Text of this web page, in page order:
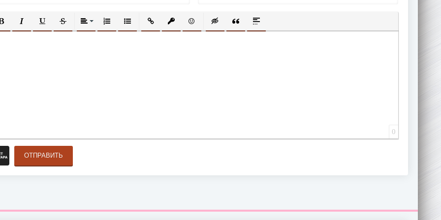
КУРСИВПОДЧЕРКНУТЫЙ
ЗАЧЕРКНУТЫЙВЫРАВНИВАНИЕ
НУМЕРОВАННЫЙ СПИСОК
МАРКИРОВАННЫЙ СПИСОК
ВСТАВИТЬ ССЫЛКУ
ВСТАВИТЬ ЗАЩИЩЕННУЮ ССЫЛКУ
ВСТАВИТЬ СМАЙЛИК
ВСТАВКА СКРЫТОГО ТЕКСТА
ВСТАВКА ЦИТАТЫ
ВСТАВКА СПОЙЛЕРА
0
ОТПРАВИТЬ